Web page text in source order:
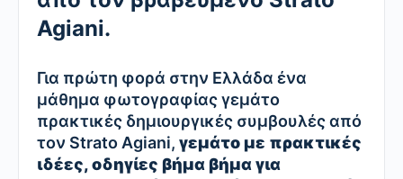
Agiani.
Για πρώτη φορά στην Ελλάδα ένα
μάθημα φωτογραφίας γεμάτο
πρακτικές δημιουργικές συμβουλές από
τον Strato Agiani, γεμάτο με πρακτικές
ιδέες, οδηγίες βήμα βήμα για